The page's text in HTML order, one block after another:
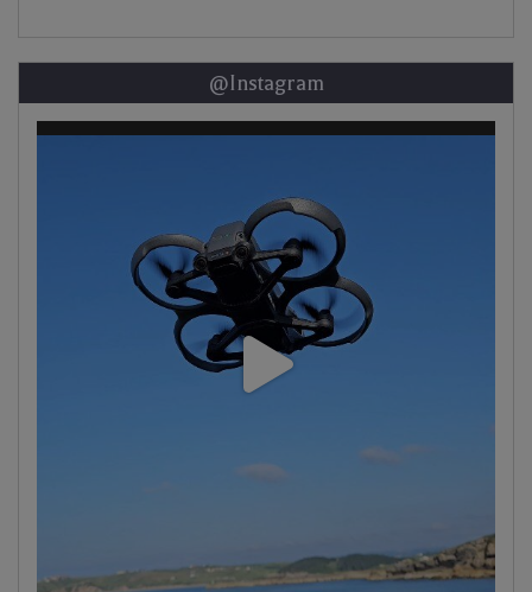
@Instagram